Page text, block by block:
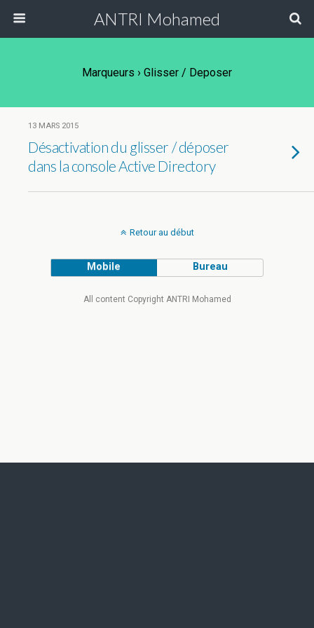
ANTRI Mohamed
Marqueurs › Glisser / Deposer
13 MARS 2015
Désactivation du glisser / déposer
dans la console Active Directory
Retour au début
Mobile Bureau
All content Copyright ANTRI Mohamed